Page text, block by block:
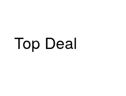
Top Deal